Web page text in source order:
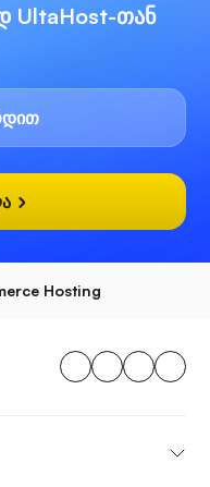
UltaHost-თან
Hosting